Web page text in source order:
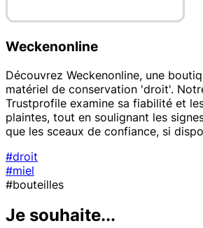
Weckenonline
Découvrez Weckenonline, une
matériel de conservation 'droit'.
Trustprofile examine sa fiabilité et
plaintes, tout en soulignant les
que les sceaux de confiance, si
#droit
#miel
#bouteilles
Je souhaite...